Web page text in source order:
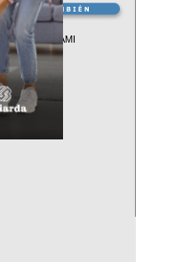
Vademécum
Descuentos PAMI